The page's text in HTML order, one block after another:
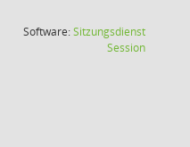
Software:Sitzungsdienst
Session(Wird in